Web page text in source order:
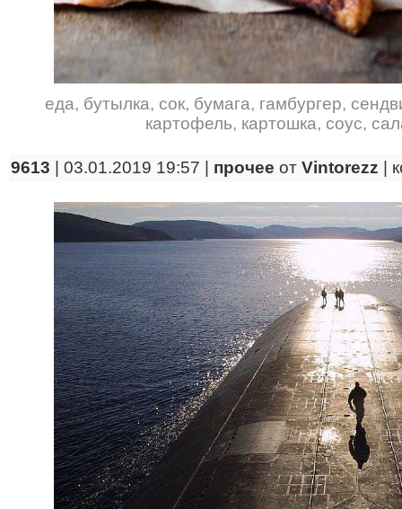
еда, бутылка, сок, бумага, гамбургер,
картофель, картошка, соус,
9613 | 03.01.2019 19:57 | прочее от Vintorezz